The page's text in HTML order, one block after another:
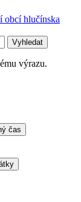
obcí hlučínska
Vyhledat
výrazu.
čas